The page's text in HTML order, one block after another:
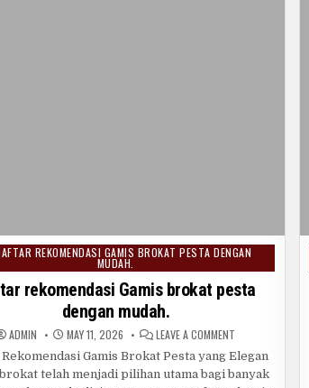
REKOMENDASI GAMIS BROKAT PESTA DENGAN
MUDAH.
rekomendasi Gamis brokat pesta
dengan mudah.
ADMIN MAY 11, 2026 LEAVE A COMMENT
REKOMENDASI
GAMIS
BROKAT
Gamis Brokat Pesta yang Elegan
telah menjadi pilihan utama bagi banyak